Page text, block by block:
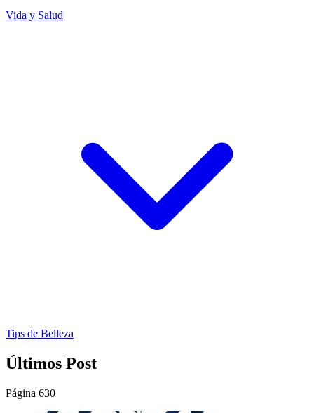
Vida y Salud
Tips de Belleza
Últimos Post
Página 630